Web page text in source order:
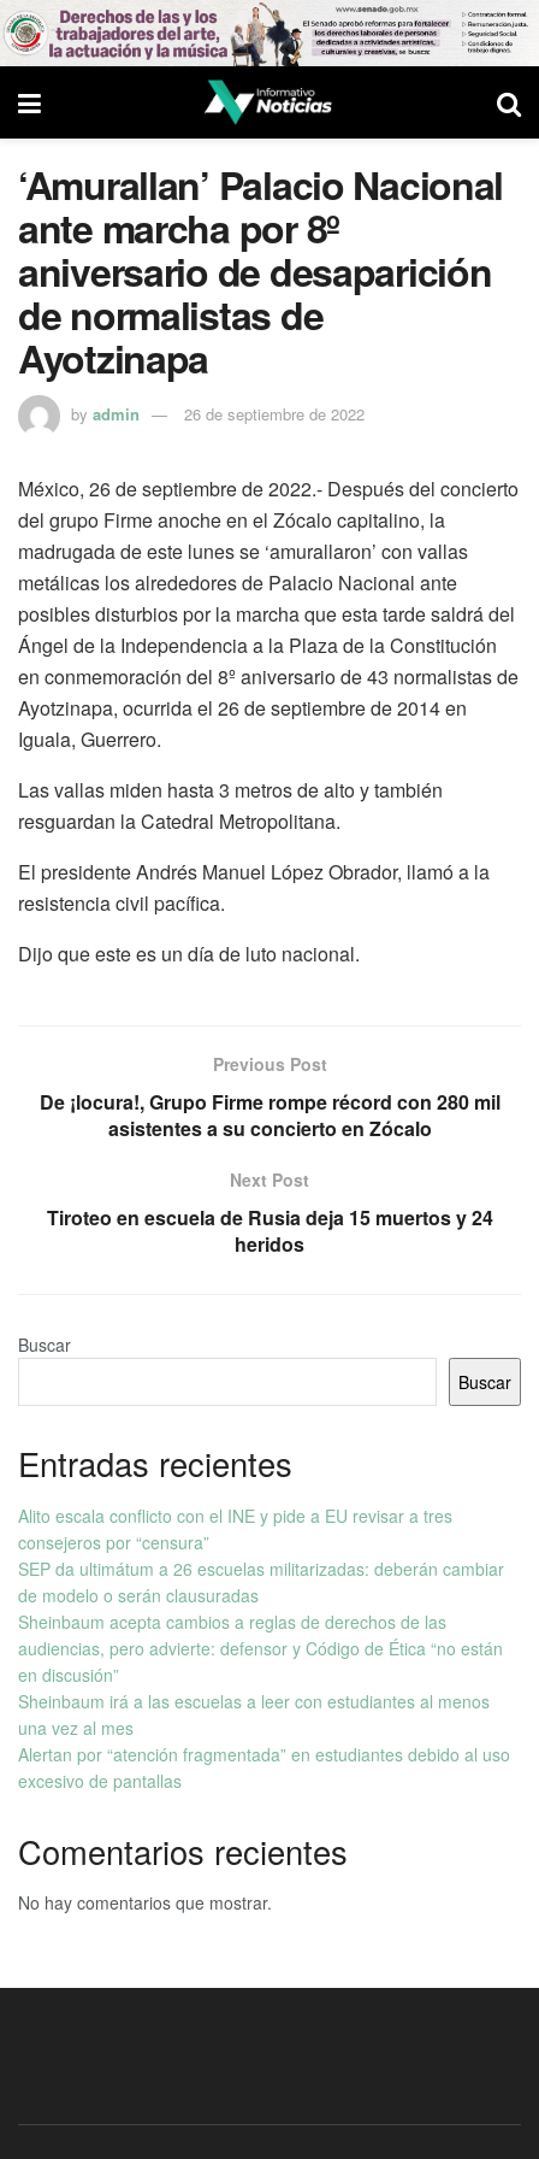
‘Amurallan’ Palacio Nacional
ante marcha por 8º
aniversario de desaparición
de normalistas de
Ayotzinapa
by admin 26 de septiembre de 2022
México, 26 de septiembre de 2022.- Después del concierto
del grupo Firme anoche en el Zócalo capitalino, la
madrugada de este lunes se ‘amurallaron’ con vallas
metálicas los alrededores de Palacio Nacional ante
posibles disturbios por la marcha que esta tarde saldrá del
Ángel de la Independencia a la Plaza de la Constitución
en conmemoración del 8º aniversario de 43 normalistas de
Ayotzinapa, ocurrida el 26 de septiembre de 2014 en
Iguala, Guerrero.
Las vallas miden hasta 3 metros de alto y también
resguardan la Catedral Metropolitana.
El presidente Andrés Manuel López Obrador, llamó a la
resistencia civil pacífica.
Dijo que este es un día de luto nacional.
Previous Post
De ¡locura!, Grupo Firme rompe récord con 280 mil
asistentes a su concierto en Zócalo
Next Post
Tiroteo en escuela de Rusia deja 15 muertos y 24
heridos
Buscar
Buscar
Entradas recientes
Alito escala conflicto con el INE y pide a EU revisar a tres
consejeros por “censura”
SEP da ultimátum a 26 escuelas militarizadas: deberán cambiar
de modelo o serán clausuradas
Sheinbaum acepta cambios a reglas de derechos de las
audiencias, pero advierte: defensor y Código de Ética “no están
en discusión”
Sheinbaum irá a las escuelas a leer con estudiantes al menos
una vez al mes
Alertan por “atención fragmentada” en estudiantes debido al uso
excesivo de pantallas
Comentarios recientes
No hay comentarios que mostrar.